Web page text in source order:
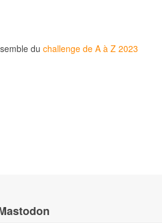
du challenge de A à Z 2023